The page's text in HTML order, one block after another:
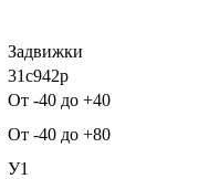
Задвижки
31с942р
От -40 до +40
От -40 до +80
У1